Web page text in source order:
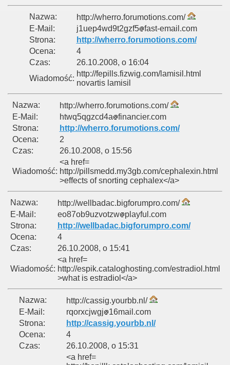
Nazwa:
http://wherro.forumotions.com/
E-Mail:
j1uep4wd9t2gzf5
fast-email.com
Strona:
http://wherro.forumotions.com/
Ocena:
4
Czas:
26.10.2008, o 16:04
Wiadomość:
http://fepills.fizwig.com/lamisil.html
novartis lamisil
Nazwa:
http://wherro.forumotions.com/
E-Mail:
htwq5qgzcd4a
financier.com
Strona:
http://wherro.forumotions.com/
Ocena:
2
Czas:
26.10.2008, o 15:56
Wiadomość:
<a href=
http://pillsmedd.my3gb.com/cephalexin.html
>effects of snorting cephalex</a>
Nazwa:
http://wellbadac.bigforumpro.com/
E-Mail:
eo87ob9uzvotzw
playful.com
Strona:
http://wellbadac.bigforumpro.com/
Ocena:
4
Czas:
26.10.2008, o 15:41
Wiadomość:
<a href=
http://espik.cataloghosting.com/estradiol.html
>what is estradiol</a>
Nazwa:
http://cassig.yourbb.nl/
E-Mail:
rqorxcjwgj
16mail.com
Strona:
http://cassig.yourbb.nl/
Ocena:
4
Czas:
26.10.2008, o 15:31
<a href=